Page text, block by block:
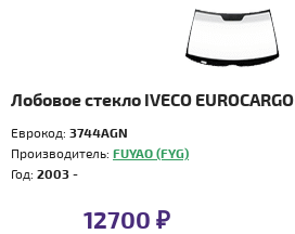
Лобовое стекло IVECO EUROCARGO
Еврокод: 3744AGN
Производитель: FUYAO (FYG)
Год: 2003 -
12700 ₽